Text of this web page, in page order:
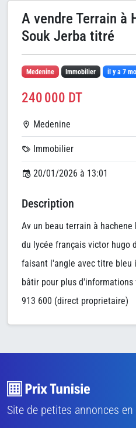
A vendre Terrain à
Souk Jerba titré
Medenine Immobilier il y a 7
240 000 DT
Medenine
Immobilier
20/01/2026 à 13:01
Description
Av un beau terrain à
du lycée français victor hugo
faisant l'angle avec titre bleu
bâtir pour plus
913 600 (direct proprietaire)
Site de petites annonces en